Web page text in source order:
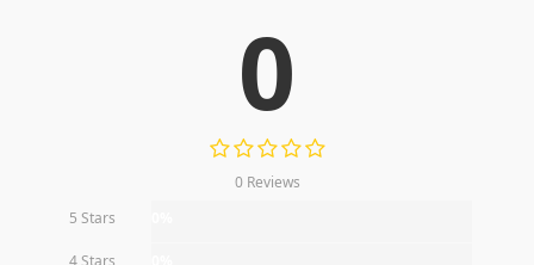
0
0 Reviews
5 Stars
4 Stars